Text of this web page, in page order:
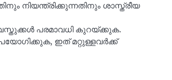
നിയന്ത്രിക്കുന്നതിനും ശാസ്ത്രീയ
പരമാവധി കുറയ്‌ക്കുക.
ഇത് മറ്റുള്ളവർക്ക്